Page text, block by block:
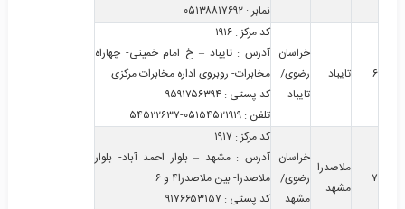
نمابر : ۰۵۱۳۸۸۱۷۶۹۲
۶ تایباد
خراسان
رضوی/
تایباد
کد مرکز : ۱۹۱۶
آدرس:تایباد – خ امام خمینی- چهاراه
مخابرات- روبروی اداره مخابرات مرکزی
کد پستی : ۹۵۹۱۷۵۶۳۹۴
تلفن : ۰۵۱۵۴۵۲۱۹۱۹-۵۴۵۲۲۶۳۷
۷
ملاصدرا
مشهد
خراسان
رضوی/
مشهد
کد مرکز : ۱۹۱۷
آدرس:مشهد – بلوار احمد آباد- بلوار
ملاصدرا- بین ملاصدرا۴ و ۶
کد پستی : ۹۱۷۶۶۵۳۱۵۷